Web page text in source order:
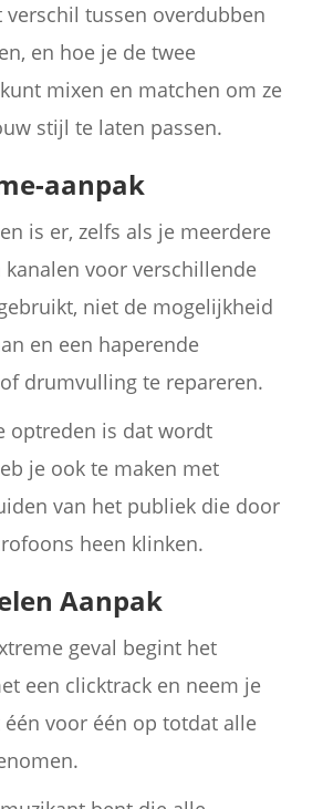
verschil tussen overdubben
en hoe je de twee
mixen en matchen om ze
stijl te laten passen.
aanpak
is er, zelfs als je meerdere
voor verschillende
niet de mogelijkheid
en een haperende
drumvulling te repareren.
optreden is dat wordt
je ook te maken met
van het publiek die door
heen klinken.
Aanpak
geval begint het
een clicktrack en neem je
voor één op totdat alle